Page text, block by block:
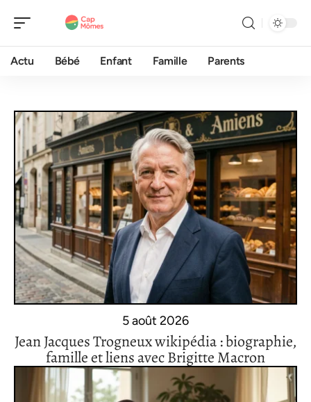
Actu Bébé Enfant Famille Parents
5 août 2026
Jean Jacques Trogneux wikipédia : biographie,
famille et liens avec Brigitte Macron